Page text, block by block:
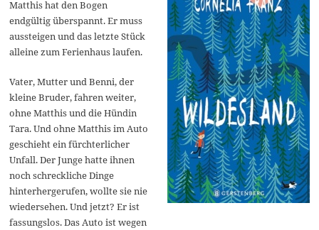
Matthis hat den Bogen
endgültig überspannt. Er muss
aussteigen und das letzte Stück
alleine zum Ferienhaus laufen.
Vater, Mutter und Benni, der
kleine Bruder, fahren weiter,
ohne Matthis und die Hündin
Tara. Und ohne Matthis im Auto
geschieht ein fürchterlicher
Unfall. Der Junge hatte ihnen
noch schreckliche Dinge
hinterhergerufen, wollte sie nie
wiedersehen. Und jetzt? Er ist
fassungslos. Das Auto ist wegen